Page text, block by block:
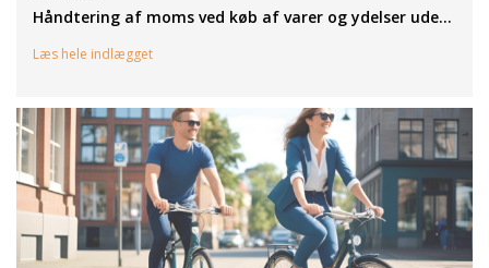
Håndtering af moms ved køb af varer og ydelser ude…
Læs hele indlægget